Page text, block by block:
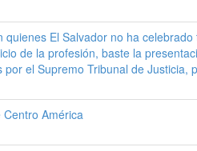
quienes El Salvador no ha
de la profesión, baste la
el Supremo Tribunal de Justicia,
América